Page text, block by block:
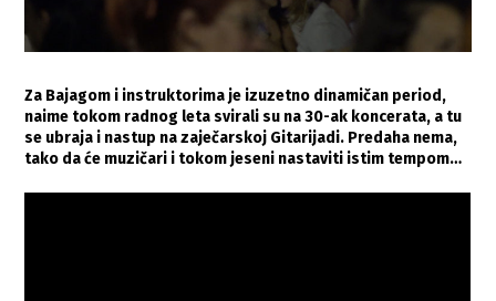
Za Bajagom i instruktorima je izuzetno dinamičan period,
naime tokom radnog leta svirali su na 30-ak koncerata, a tu
se ubraja i nastup na zaječarskoj Gitarijadi. Predaha nema,
tako da će muzičari i tokom jeseni nastaviti istim tempom…